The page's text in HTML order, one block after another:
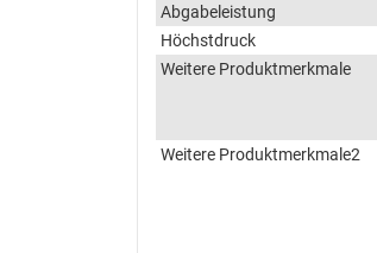
Abgabeleistung
Höchstdruck
Weitere Produktmerkmale
Weitere Produktmerkmale2